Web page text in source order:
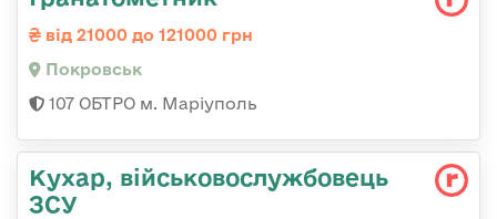
від 21000 до 121000 грн
Покровськ
107 ОБТРО м. Маріуполь
Кухар, військовослужбовець
ЗСУ